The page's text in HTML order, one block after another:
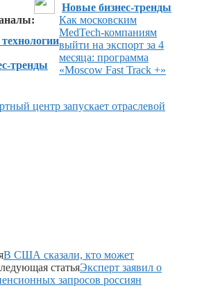
Новые бизнес-тренды
тренды
Как московским
MedTech-компаниям
выйти на экспорт за 4
месяца: программа
«Moscow Fast Track +»
центр запускает отраслевой
В США сказали, кто может
статьяЭксперт заявил о
запросов россиян